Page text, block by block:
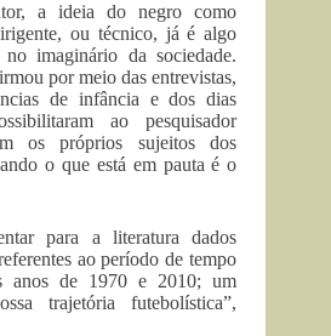
a ideia do negro como
ou técnico, já é algo
imaginário da sociedade.
por meio das entrevistas,
de infância e dos dias
ao pesquisador
os próprios sujeitos dos
o que está em pauta é o
para a literatura dados
ao período de tempo
anos de 1970 e 2010; um
trajetória futebolística”,